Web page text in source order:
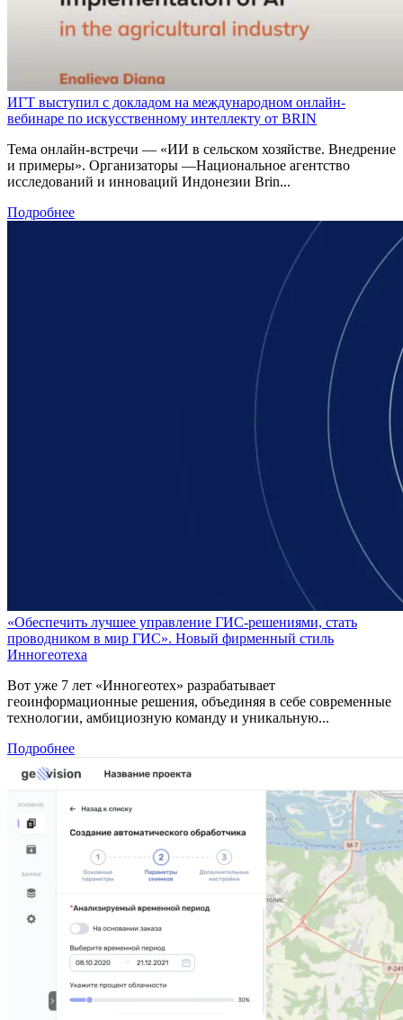
ИГТ выступил с докладом на международном онлайн-
вебинаре по искусственному интеллекту от BRIN
Тема онлайн-встречи — «ИИ в сельском хозяйстве. Внедрение
и примеры». Организаторы —Национальное агентство
исследований и инноваций Индонезии Brin...
Подробнее
«Обеспечить лучшее управление ГИС-решениями, стать
проводником в мир ГИС». Новый фирменный стиль
Инногеотеха
Вот уже 7 лет «Инногеотех» разрабатывает
геоинформационные решения, объединяя в себе современные
технологии, амбициозную команду и уникальную...
Подробнее